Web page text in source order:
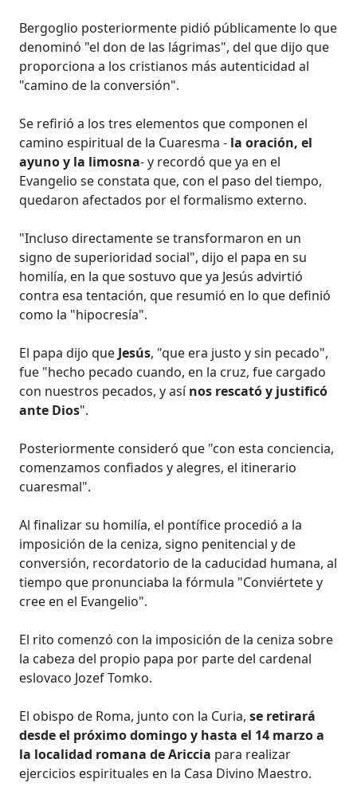
Bergoglio posteriormente pidió públicamente lo que
denominó "el don de las lágrimas", del que dijo que
proporciona a los cristianos más autenticidad al
"camino de la conversión".
Se refirió a los tres elementos que componen el
camino espiritual de la Cuaresma - la oración, el
ayuno y la limosna- y recordó que ya en el
Evangelio se constata que, con el paso del tiempo,
quedaron afectados por el formalismo externo.
"Incluso directamente se transformaron en un
signo de superioridad social", dijo el papa en su
homilía, en la que sostuvo que ya Jesús advirtió
contra esa tentación, que resumió en lo que definió
como la "hipocresía".
El papa dijo que Jesús, "que era justo y sin pecado",
fue "hecho pecado cuando, en la cruz, fue cargado
con nuestros pecados, y asínos rescató y justificó
ante Dios".
Posteriormente consideró que "con esta conciencia,
comenzamos confiados y alegres, el itinerario
cuaresmal".
Al finalizar su homilía, el pontífice procedió a la
imposición de la ceniza, signo penitencial y de
conversión, recordatorio de la caducidad humana, al
tiempo que pronunciaba la fórmula "Conviértete y
cree en el Evangelio".
El rito comenzó con la imposición de la ceniza sobre
la cabeza del propio papa por parte del cardenal
eslovaco Jozef Tomko.
El obispo de Roma, junto con la Curia,se retirará
desde el próximo domingo y hasta el 14 marzo a
la localidad romana de Ariccia para realizar
ejercicios espirituales en la Casa Divino Maestro.